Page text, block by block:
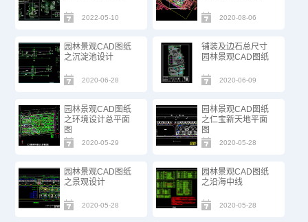
2022-05-10 2020-08-06
园林景观CAD图纸
之沉淀池设计
2020-06-28
铺装及边石总尺寸
园林景观CAD图纸
2020-06-09
园林景观CAD图纸
之环境设计总平面
图
2020-05-29
园林景观CAD图纸
之仁宝新天地平面
图
2020-05-28
园林景观CAD图纸
之景观设计
2020-05-28
园林景观CAD图纸
之沿海中线
2020-05-28